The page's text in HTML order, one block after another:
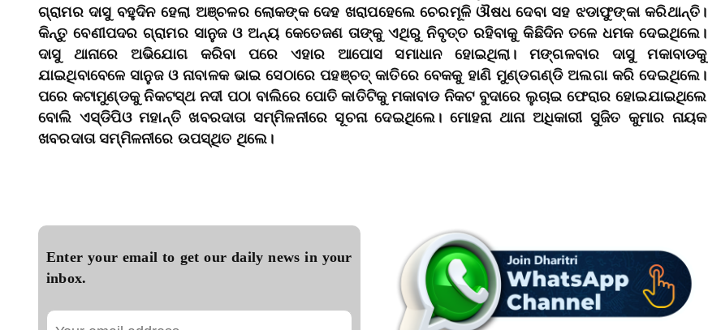
ଗ୍ରାମର ଦାସୁ ବହୁଦିନ ହେଲା ଅଞ୍ଚଳର ଲୋକଙ୍କ ଦେହ ଖରାପହେଲେ ଚେରମୂଳି ଔଷଧ ଦେବା ସହ ଝଡାଫୁଙ୍କା କରିଥାନ୍ତି।
କିନ୍ତୁ ବେଣୀପଦର ଗ୍ରାମର ସାନୁଜ ଓ ଅନ୍ୟ କେତେଜଣ ତାଙ୍କୁ ଏଥିରୁ ନିବୃତ୍ତ ରହିବାକୁ କିଛିଦିନ ତଳେ ଧମକ ଦେଇଥିଲେ।
ଦାସୁ ଥାନାରେ ଅଭିଯୋଗ କରିବା ପରେ ଏହାର ଆପୋସ ସମାଧାନ ହୋଇଥିଲା। ମଙ୍ଗଳବାର ଦାସୁ ମକାବାଡକୁ
ଯାଇଥିବାବେଳେ ସାନୁଜ ଓ ନାବାଳକ ଭାଇ ସେଠାରେ ପହଞ୍ଚତ୍ କାତିରେ ବେକକୁ ହାଣି ମୁଣ୍ଡଗଣ୍ଡି ଅଲଗା କରି ଦେଇଥିଲେ।
ପରେ କଟାମୁଣ୍ଡକୁ ନିକଟସ୍ଥ ନଦୀ ପଠା ବାଲିରେ ପୋତି କାତିଟିକୁ ମକାବାଡ ନିକଟ ବୁଦାରେ ଲୁଚାଇ ଫେରାର ହୋଇଯାଇଥିଲେ
ବୋଲି ଏସ୍‌ଡିପିଓ ମହାନ୍ତି ଖବରଦାତା ସମ୍ମିଳନୀରେ ସୂଚନା ଦେଇଥିଲେ। ମୋହନା ଥାନା ଅଧିକାରୀ ସୁଜିତ କୁମାର ନାୟକ
ଖବରଦାତା ସମ୍ମିଳନୀରେ ଉପସ୍ଥିତ ଥିଲେ।
Enter your email to get our daily news in your
inbox.